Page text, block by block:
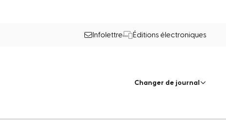
Infolettre Éditions électroniques
Changer de journal